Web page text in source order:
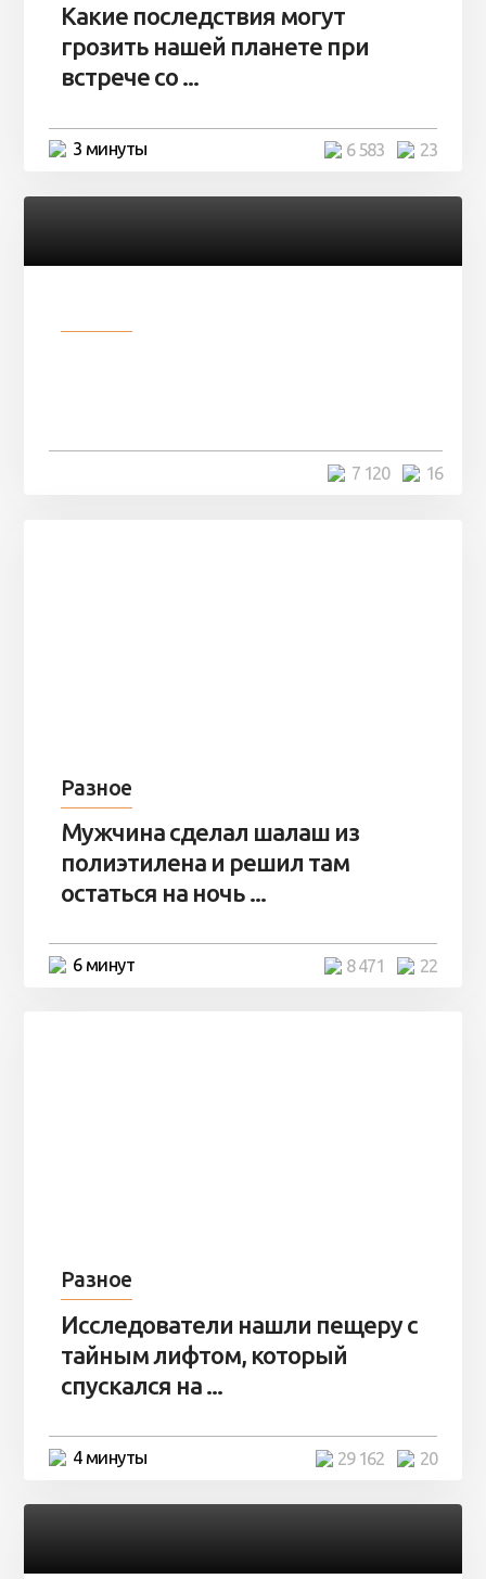
Какие последствия могут
грозить нашей планете при
встрече со ...
3 минуты 23
6 583
16
7 120
Разное
Мужчина сделал шалаш из
полиэтилена и решил там
остаться на ночь ...
6 минут 22
8 471
Разное
Исследователи нашли пещеру с
тайным лифтом, который
спускался на ...
4 минуты 20
29 162